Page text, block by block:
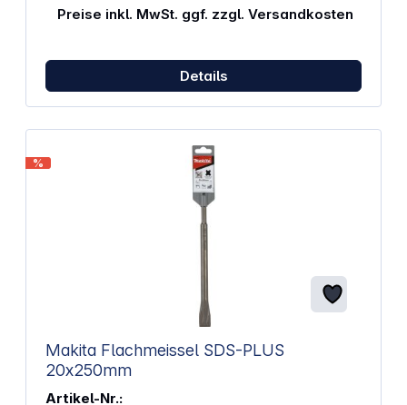
Preise inkl. MwSt. ggf. zzgl. Versandkosten
Details
%
Makita Flachmeissel SDS-PLUS
20x250mm
Artikel-Nr.: